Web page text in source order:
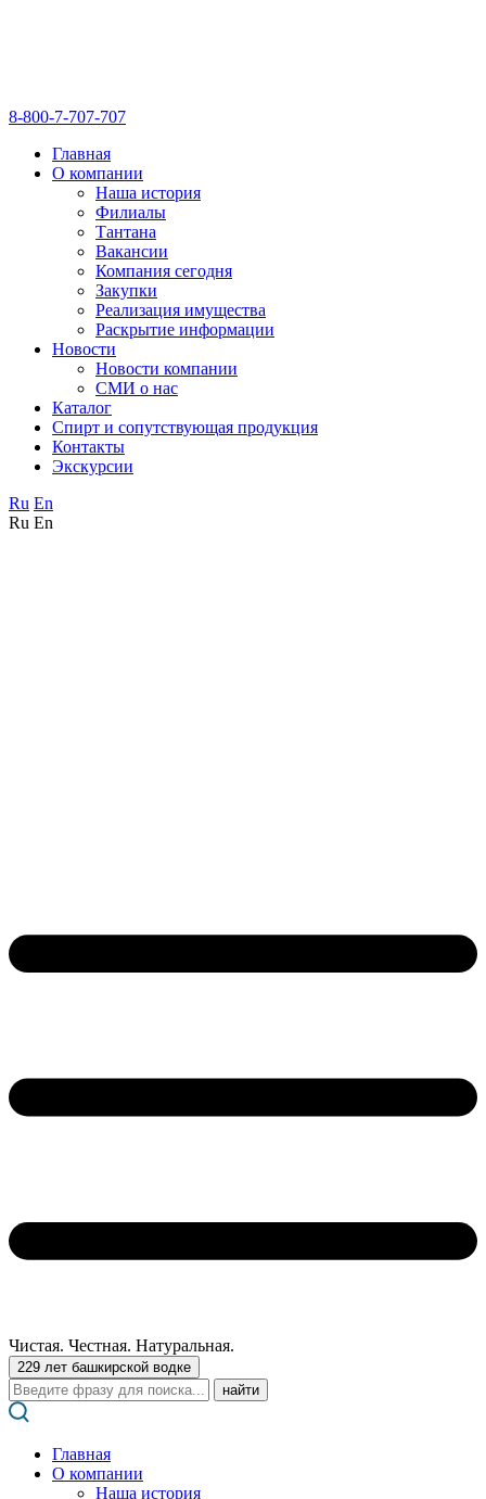
8-800-7-707-707
Главная
О компании
Наша история
Филиалы
Тантана
Вакансии
Компания сегодня
Закупки
Реализация имущества
Раскрытие информации
Новости
Новости компании
СМИ о нас
Каталог
Спирт и сопутствующая продукция
Контакты
Экскурсии
Ru En
Ru En
Чистая. Честная. Натуральная.
229 лет башкирской водке
Поиск:
Главная
О компании
Наша история